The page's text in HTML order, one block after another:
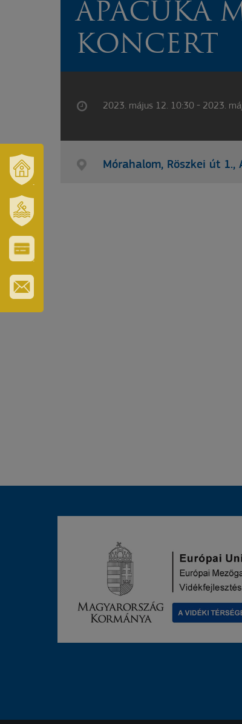
ÉS
TÉRSÉGÜNK
ERZSÉBET
GYÓGYFÜRDŐ
ÉS
TURISZTIKAI
KÁRTYA
APACUKA
KONCERT
2023. május 12. 10:30 - 2023.
Mórahalom, Röszkei út 1.,